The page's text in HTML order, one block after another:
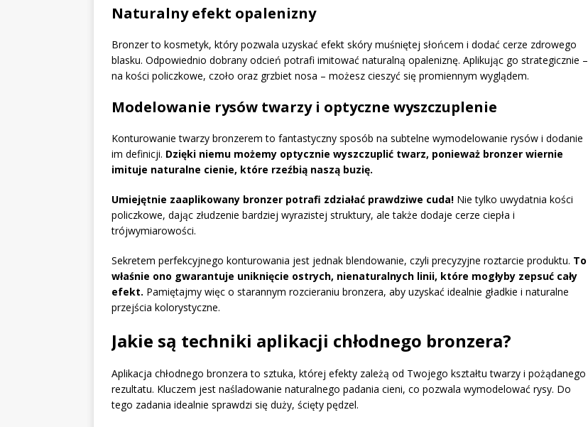
Naturalny efekt opalenizny
Bronzer to kosmetyk, który pozwala uzyskać efekt skóry muśniętej słońcem i dodać cerze zdrowego
blasku. Odpowiednio dobrany odcień potrafi imitować naturalną opaleniznę. Aplikując go strategicznie –
na kości policzkowe, czoło oraz grzbiet nosa – możesz cieszyć się promiennym wyglądem.
Modelowanie rysów twarzy i optyczne wyszczuplenie
Konturowanie twarzy bronzerem to fantastyczny sposób na subtelne wymodelowanie rysów i dodanie
im definicji. Dzięki niemu możemy optycznie wyszczuplić twarz, ponieważ bronzer wiernie
imituje naturalne cienie, które rzeźbią naszą buzię.
Umiejętnie zaaplikowany bronzer potrafi zdziałać prawdziwe cuda! Nie tylko uwydatnia kości
policzkowe, dając złudzenie bardziej wyrazistej struktury, ale także dodaje cerze ciepła i
trójwymiarowości.
Sekretem perfekcyjnego konturowania jest jednak blendowanie, czyli precyzyjne roztarcie produktu. To
właśnie ono gwarantuje uniknięcie ostrych, nienaturalnych linii, które mogłyby zepsuć cały
efekt. Pamiętajmy więc o starannym rozcieraniu bronzera, aby uzyskać idealnie gładkie i naturalne
przejścia kolorystyczne.
Jakie są techniki aplikacji chłodnego bronzera?
Aplikacja chłodnego bronzera to sztuka, której efekty zależą od Twojego kształtu twarzy i pożądanego
rezultatu. Kluczem jest naśladowanie naturalnego padania cieni, co pozwala wymodelować rysy. Do
tego zadania idealnie sprawdzi się duży, ścięty pędzel.